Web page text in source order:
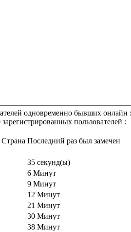
Сейчас на сайте 10 гостей и 0 зарегистрированных пользователей :
Страна Последний раз был замечен
35 секунд(ы)
6 Минут
9 Минут
12 Минут
21 Минут
30 Минут
38 Минут